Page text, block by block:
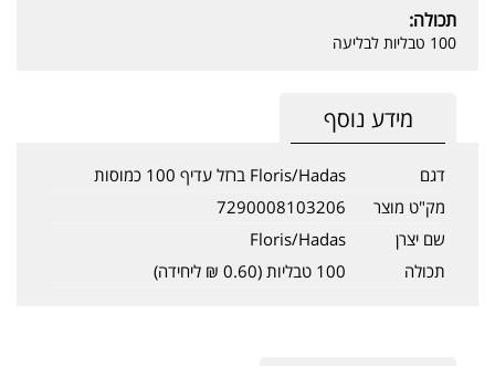
תכולה:
100 טבליות לבליעה
מידע נוסף
דגם
Floris/Hadas ברזל עדיף 100 כמוסות
מק"ט מוצר
7290008103206
שם יצרן
Floris/Hadas
תכולה
100 טבליות (0.60 ₪ ליחידה)